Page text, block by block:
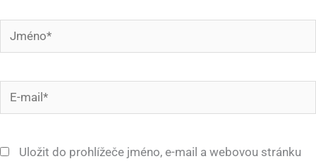
Jméno*
mail*
Uložit do prohlížeče jméno, e-mail a webovou stránku